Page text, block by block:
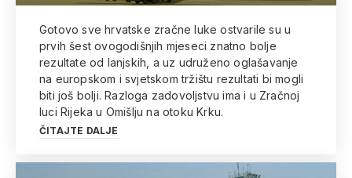
Gotovo sve hrvatske zračne luke ostvarile su u
prvih šest ovogodišnjih mjeseci znatno bolje
rezultate od lanjskih, a uz udruženo oglašavanje
na europskom i svjetskom tržištu rezultati bi mogli
biti još bolji. Razloga zadovoljstvu ima i u Zračnoj
luci Rijeka u Omišlju na otoku Krku.
ČITAJTE DALJE